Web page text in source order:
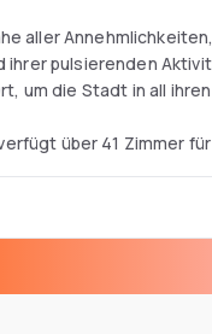
aller
pulsierenden
um die Stadt in all
über 41 Zimmer für
Art, Vintage und